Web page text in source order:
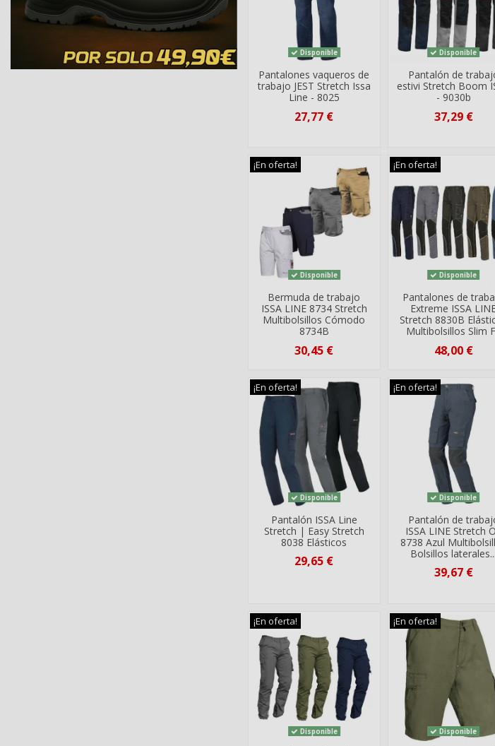
Disponible
Pantalones vaqueros de
trabajo JEST Stretch Issa
Line - 8025
27,77 €
Disponible
Pantalón de
estivi Stretch Boom
- 9030b
37,29 €
¡En oferta!
Disponible
Bermuda de trabajo
ISSA LINE 8734 Stretch
Multibolsillos Cómodo
8734B
30,45 €
¡En oferta!
Disponible
Pantalones de
Extreme ISSA
Stretch 8830B
Multibolsillos Slim
48,00 €
¡En oferta!
Disponible
Pantalón ISSA Line
Stretch | Easy Stretch
8038 Elásticos
29,65 €
¡En oferta!
Disponible
Pantalón de
ISSA LINE Stretch
8738 Azul
Bolsillos laterales...
39,67 €
¡En oferta!
Disponible
¡En oferta!
Disponible